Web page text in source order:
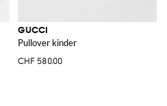
GUCCI
Pullover kinder
CHF 580.00